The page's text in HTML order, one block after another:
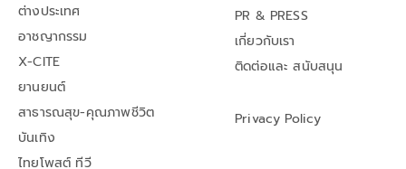
ต่างประเทศ
อาชญากรรม
X-CITE
ยานยนต์
สาธารณสุข-คุณภาพชีวิต
บันเทิง
ไทยโพสต์ ทีวี
PR & PRESS
เกี่ยวกับเรา
ติดต่อและ สนับสนุน
Privacy Policy